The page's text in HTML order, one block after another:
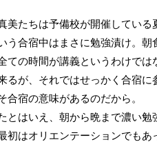
たちは予備校が開催している
合宿中はまさに勉強漬け。朝
ての時間が講義というわけでは
るが、それではせっかく合宿
合宿の意味があるのだから。
とはいえ、朝から晩まで濃い勉
初はオリエンテーションでもあ